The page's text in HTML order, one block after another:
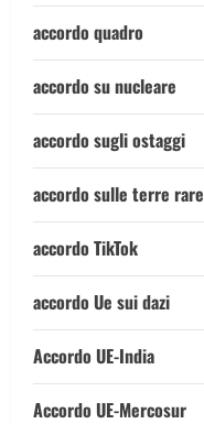
accordo quadro
accordo su nucleare
accordo sugli ostaggi
accordo sulle terre rare
accordo TikTok
accordo Ue sui dazi
Accordo UE-India
Accordo UE-Mercosur